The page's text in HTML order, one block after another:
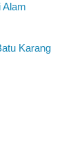
Alam
Karang